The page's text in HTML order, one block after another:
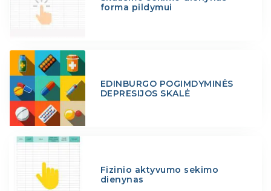
forma pildymui
EDINBURGO POGIMDYMINĖS
DEPRESIJOS SKALĖ
Fizinio aktyvumo sekimo
dienynas